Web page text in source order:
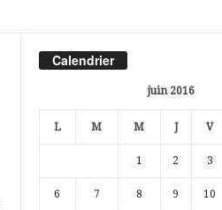
Calendrier
juin 2016
L M M J V
1 2 3
6 7 8 9 10